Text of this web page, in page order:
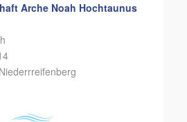
Arche Noah Hochtaunus